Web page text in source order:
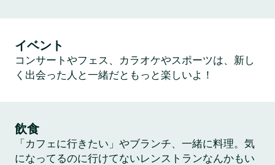
イベント
コンサートやフェス、カラオケやスポーツは、新し
く出会った人と一緒だともっと楽しいよ！
飲食
「カフェに行きたい」やブランチ、一緒に料理。気
になってるのに行けてないレンストランなんかもい